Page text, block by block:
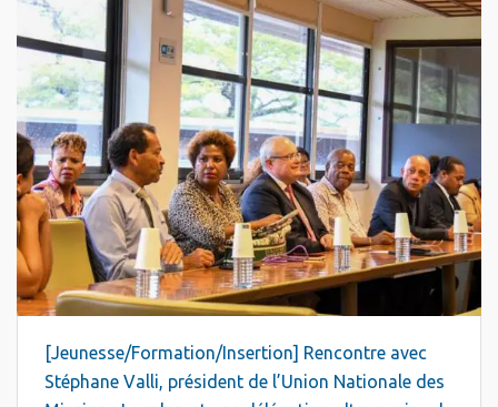
[Jeunesse/Formation/Insertion] Rencontre avec
Stéphane Valli, président de l’Union Nationale des